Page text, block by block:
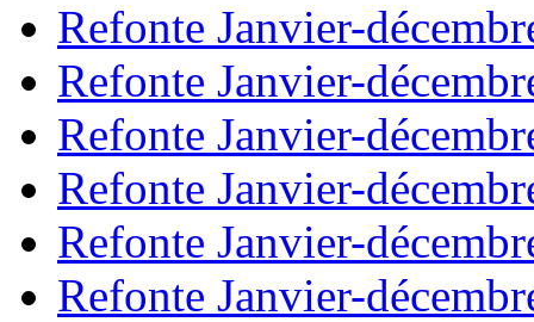
Refonte Janvier-
Refonte Janvier-
Refonte Janvier-
Refonte Janvier-
Refonte Janvier-
Refonte Janvier-